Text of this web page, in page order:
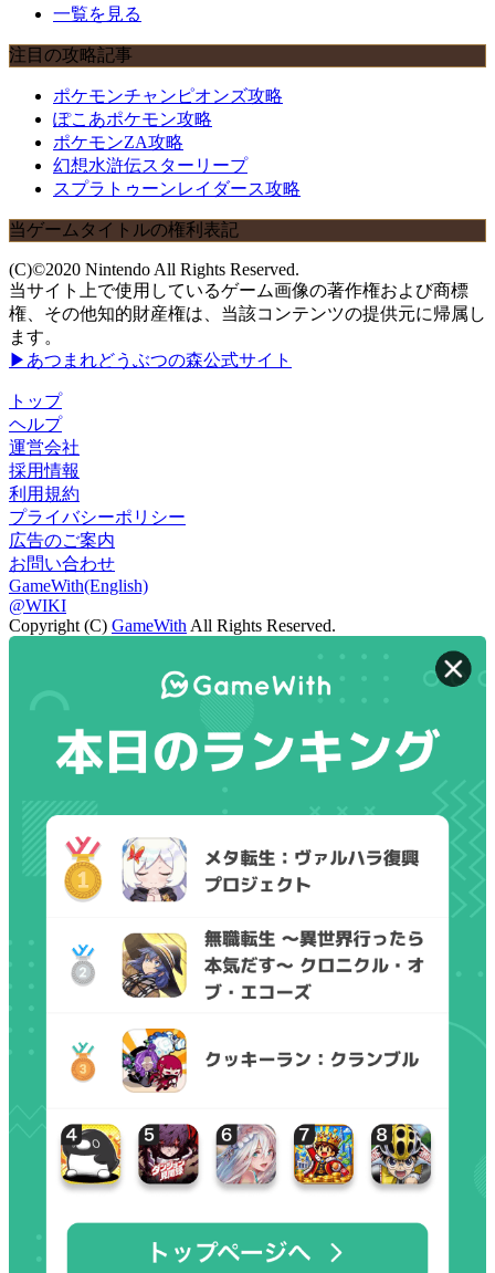
一覧を見る
注目の攻略記事
ポケモンチャンピオンズ攻略
ぽこあポケモン攻略
ポケモンZA攻略
幻想水滸伝スターリープ
スプラトゥーンレイダース攻略
当ゲームタイトルの権利表記
(C)©2020 Nintendo All Rights Reserved.
当サイト上で使用しているゲーム画像の著作権および商標
権、その他知的財産権は、当該コンテンツの提供元に帰属し
ます。
▶あつまれどうぶつの森公式サイト
トップ
ヘルプ
運営会社
採用情報
利用規約
プライバシーポリシー
広告のご案内
お問い合わせ
GameWith(English)
@WIKI
Copyright (C) GameWith All Rights Reserved.